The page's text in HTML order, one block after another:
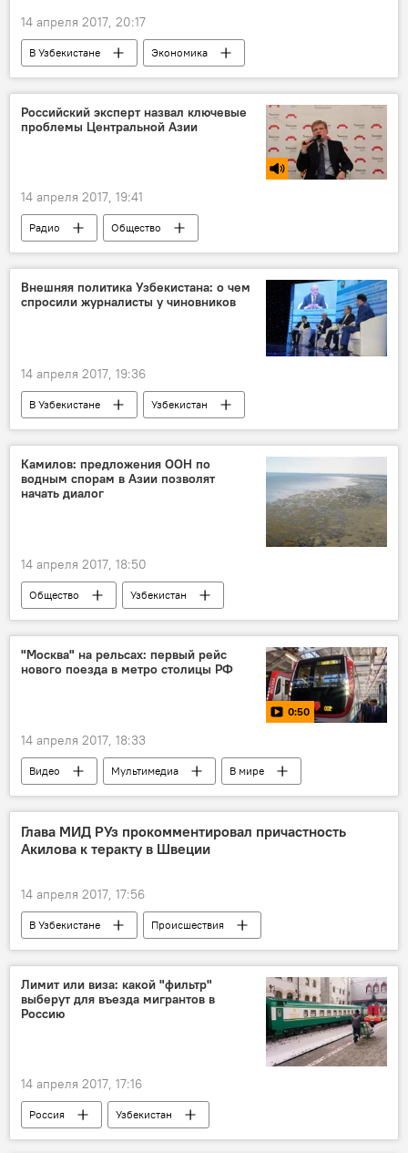
14 апреля 2017, 20:17
В Узбекистане
Экономика
Узбекистан
Шавкат Мирзиёев
Российский эксперт назвал ключевые
проблемы Центральной Азии
14 апреля 2017, 19:41
Радио Общество
Внешняя политика Узбекистана: о чем
спросили журналисты у чиновников
14 апреля 2017, 19:36
В Узбекистане
Узбекистан
Абдулазиз Камилов
МИД Узбекистана
Камилов: предложения ООН по
водным спорам в Азии позволят
начать диалог
14 апреля 2017, 18:50
Общество
Узбекистан
Центральная Азия
Абдулазиз Камилов
ООН
Ситуация с водными ресурсами в Центральной Азии
"Москва" на рельсах: первый рейс
нового поезда в метро столицы РФ
0:50
14 апреля 2017, 18:33
Видео Мультимедиа
В мире
Москва
Глава МИД РУз прокомментировал причастность
Акилова к теракту в Швеции
14 апреля 2017, 17:56
В Узбекистане
Происшествия
Узбекистан
Швеция
Стокгольм
Рахмат Акилов
теракт
Лимит или виза: какой "фильтр"
выберут для въезда мигрантов в
Россию
14 апреля 2017, 17:16
Россия
Узбекистан
Центральная Азия